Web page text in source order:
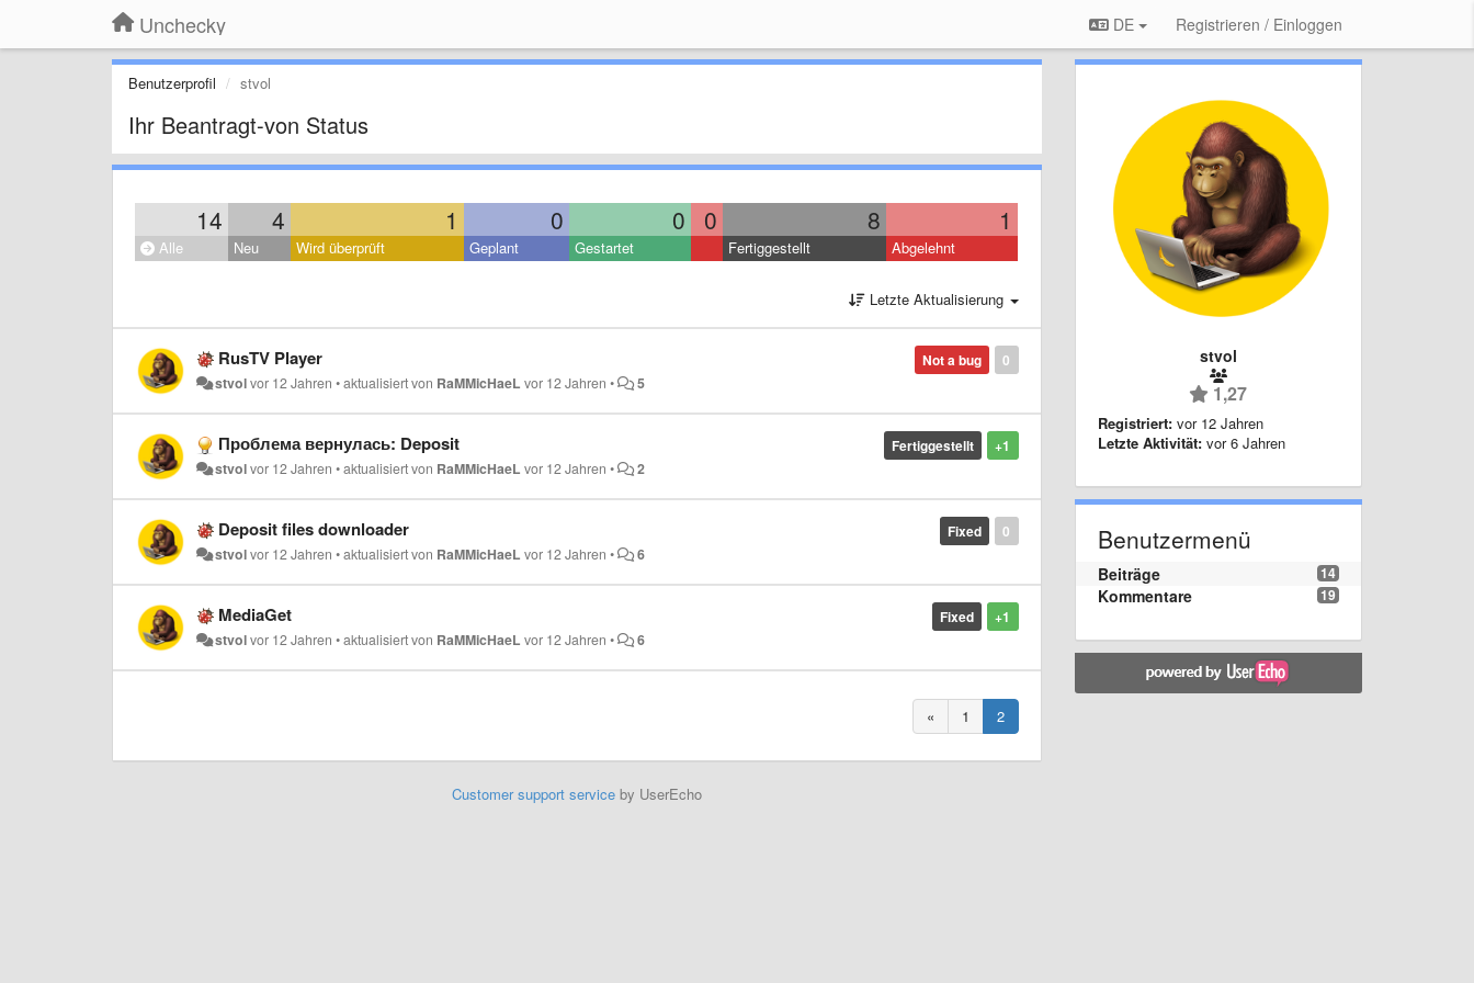
Unchecky DE Registrieren / Einloggen
Benutzerprofil stvol
Ihr Beantragt-von Status
14 4 1 0 0 0 8 1
Alle Neu Wird überprüft Geplant Gestartet Fertiggestellt Abgelehnt
Letzte Aktualisierung
0
Not a bug
RusTV Player
stvolvor 12 Jahren •aktualisiert von RaMMicHaeL vor 12 Jahren • 5
+1
Fertiggestellt
Проблема вернулась: Deposit
stvolvor 12 Jahren •aktualisiert von RaMMicHaeL vor 12 Jahren • 2
0
Fixed
Deposit files downloader
stvolvor 12 Jahren •aktualisiert von RaMMicHaeL vor 12 Jahren • 6
+1
Fixed
MediaGet
stvolvor 12 Jahren •aktualisiert von RaMMicHaeL vor 12 Jahren • 6
« 1 2
Customer support serviceby UserEcho
stvol
1,27
Registriert: vor 12 Jahren
Letzte Aktivität: vor 6 Jahren
Benutzermenü
14
Beiträge
19
Kommentare